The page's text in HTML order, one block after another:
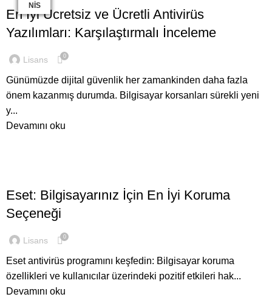
TEM
En İyi Ücretsiz ve Ücretli Antivirüs
Yazılımları: Karşılaştırmalı İnceleme
Lisans 0
Günümüzde dijital güvenlik her zamankinden daha fazla
önem kazanmış durumda. Bilgisayar korsanları sürekli yeni
y...
Devamını oku
HAZ
Eset: Bilgisayarınız İçin En İyi Koruma
Seçeneği
Lisans 0
Eset antivirüs programını keşfedin: Bilgisayar koruma
özellikleri ve kullanıcılar üzerindeki pozitif etkileri hak...
Devamını oku
HAZ
HAZ
HAZ
HAZ
NIS
NIS
NIS